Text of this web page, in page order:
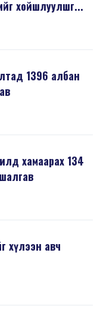
3 хүнийг хойшлуулшг...
1396 албан
хамаарах 134
хүлээн авч